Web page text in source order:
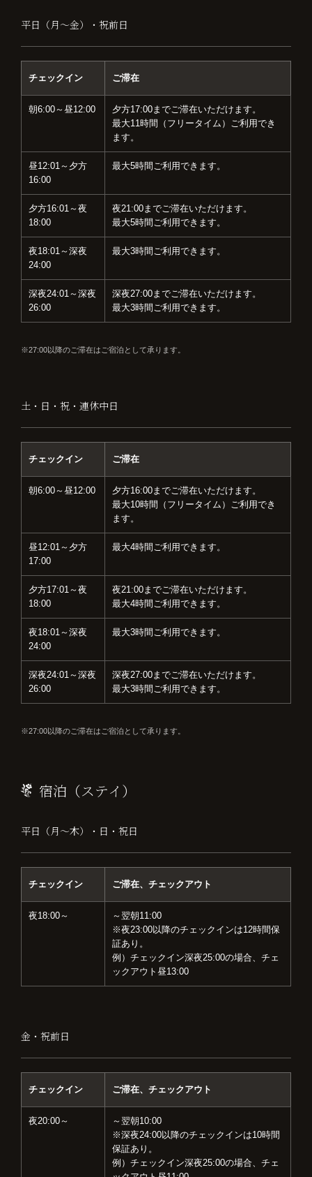
平日（月～金）・祝前日
チェックイン ご滞在
朝6:00～昼12:00
夕方17:00までご滞在いただけます。
最大11時間（フリータイム）ご利用でき
ます。
昼12:01～夕方
16:00
最大5時間ご利用できます。
夕方16:01～夜
18:00
夜21:00までご滞在いただけます。
最大5時間ご利用できます。
夜18:01～深夜
24:00
最大3時間ご利用できます。
深夜24:01～深夜
26:00
深夜27:00までご滞在いただけます。
最大3時間ご利用できます。
27:00以降のご滞在はご宿泊として承ります。
土・日・祝・連休中日
チェックイン ご滞在
朝6:00～昼12:00
夕方16:00までご滞在いただけます。
最大10時間（フリータイム）ご利用でき
ます。
昼12:01～夕方
17:00
最大4時間ご利用できます。
夕方17:01～夜
18:00
夜21:00までご滞在いただけます。
最大4時間ご利用できます。
夜18:01～深夜
24:00
最大3時間ご利用できます。
深夜24:01～深夜
26:00
深夜27:00までご滞在いただけます。
最大3時間ご利用できます。
27:00以降のご滞在はご宿泊として承ります。
宿泊（ステイ）
平日（月～木）・日・祝日
チェックイン ご滞在、チェックアウト
夜18:00～
～翌朝11:00
※夜23:00以降のチェックインは12時間保
証あり。
例）チェックイン深夜25:00の場合、チェ
ックアウト昼13:00
金・祝前日
チェックイン ご滞在、チェックアウト
夜20:00～
～翌朝10:00
※深夜24:00以降のチェックインは10時間
保証あり。
例）チェックイン深夜25:00の場合、チェ